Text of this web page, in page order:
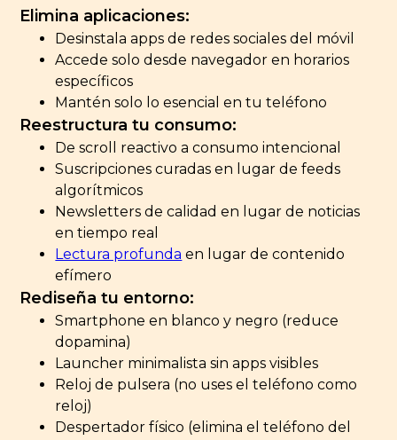
Elimina aplicaciones:
Desinstala apps de redes sociales del móvil
Accede solo desde navegador en horarios
específicos
Mantén solo lo esencial en tu teléfono
Reestructura tu consumo:
De scroll reactivo a consumo intencional
Suscripciones curadas en lugar de feeds
algorítmicos
Newsletters de calidad en lugar de noticias
en tiempo real
Lectura profunda en lugar de contenido
efímero
Rediseña tu entorno:
Smartphone en blanco y negro (reduce
dopamina)
Launcher minimalista sin apps visibles
Reloj de pulsera (no uses el teléfono como
reloj)
Despertador físico (elimina el teléfono del